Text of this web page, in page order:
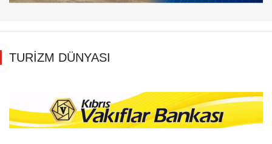
TURİZM DÜNYASI